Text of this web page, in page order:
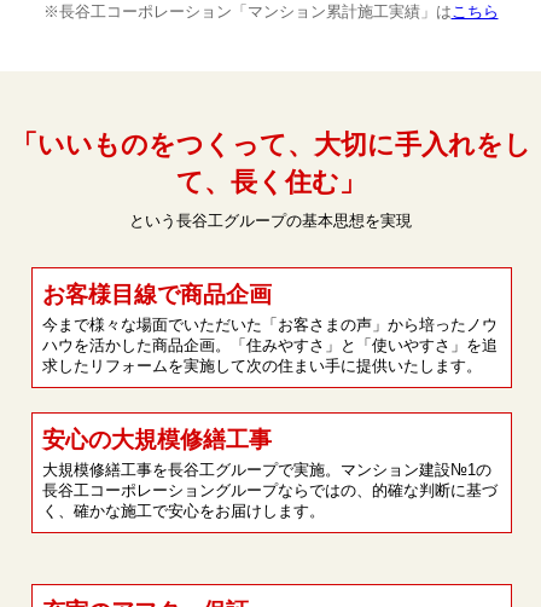
※長谷工コーポレーション「マンション累計施工実績」は こちら
「いいものをつくって、大切に手入れをし
て、長く住む」
という長谷工グループの基本思想を実現
お客様目線で商品企画
今まで様々な場面でいただいた「お客さまの声」から培ったノウ
ハウを活かした商品企画。「住みやすさ」と「使いやすさ」を追
求したリフォームを実施して次の住まい手に提供いたします。
安心の大規模修繕工事
大規模修繕工事を長谷工グループで実施。マンション建設№1の
長谷工コーポレーショングループならではの、的確な判断に基づ
く、確かな施工で安心をお届けします。